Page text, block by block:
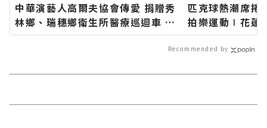
中華演藝人高爾夫協會傳愛 捐贈秀
林鄉、瑞穗鄉衛生所醫療巡迴車 縣
長代表花蓮鄉親表達感謝∣花蓮新
聞網官方網站各類新聞－最快速的
匹克球熱潮席捲
拍樂運動∣花蓮
類新聞－最快速
新的在地資訊！
Recommended by